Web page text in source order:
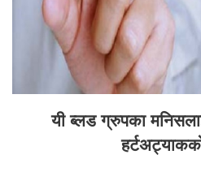
यी ब्लड ग्रुपका